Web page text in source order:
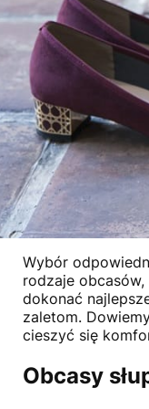
Wybór
rodzaje
dokonać
zaletom.
cieszyć się
Obcasy